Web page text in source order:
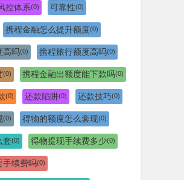
控体系(0) 可靠性(0)
携程金融怎么提升额度(0)
高吗(0) 携程旅行额度高吗(0)
(0) 携程金融出额度能下款吗(0)
(0) 还款陷阱(0) 还款技巧(0)
(0) 得物的额度怎么套现(0)
套(0) 得物提现手续费多少(0)
手续费吗(0)